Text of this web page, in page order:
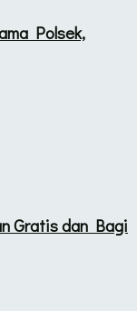
Polsek,
Gratis dan Bagi